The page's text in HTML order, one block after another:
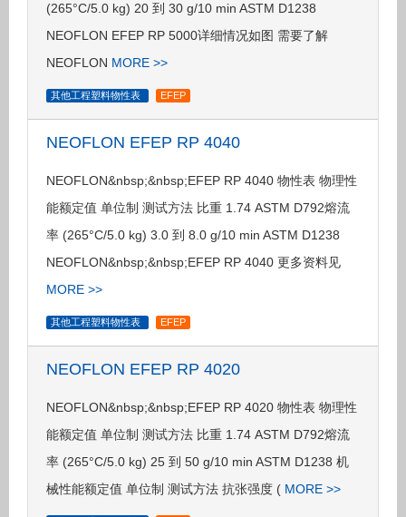
(265°C/5.0 kg) 20 到 30 g/10 min ASTM D1238
NEOFLON EFEP RP 5000详细情况如图 需要了解
NEOFLON MORE >>
其他工程塑料物性表 EFEP
NEOFLON EFEP RP 4040
NEOFLON&nbsp;&nbsp;EFEP RP 4040 物性表 物理性
能额定值 单位制 测试方法 比重 1.74 ASTM D792熔流
率 (265°C/5.0 kg) 3.0 到 8.0 g/10 min ASTM D1238
NEOFLON&nbsp;&nbsp;EFEP RP 4040 更多资料见
MORE >>
其他工程塑料物性表 EFEP
NEOFLON EFEP RP 4020
NEOFLON&nbsp;&nbsp;EFEP RP 4020 物性表 物理性
能额定值 单位制 测试方法 比重 1.74 ASTM D792熔流
率 (265°C/5.0 kg) 25 到 50 g/10 min ASTM D1238 机
械性能额定值 单位制 测试方法 抗张强度 ( MORE >>